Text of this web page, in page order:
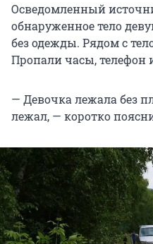
Осведомленный
обнаруженное тело
без одежды. Рядом с
Пропали часы, телефон
— Девочка лежала без
лежал, — коротко